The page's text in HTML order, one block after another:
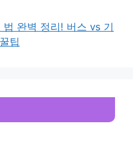
완벽 정리! 버스 vs 기
팁